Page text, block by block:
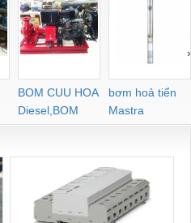
BOM CUU HOA
Diesel,BOM
CHUA CHAY
bơm hoả tiển
Mastra
›